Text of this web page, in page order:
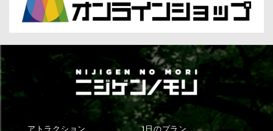
アトラクション 1日のプラン